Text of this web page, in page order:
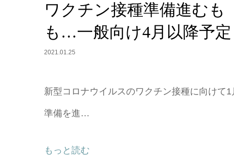
ワクチン接種準備進むも
も…一般向け4月以降予
2021.01.25
新型コロナウイルスのワクチン接種に向けて
準備を進…
もっと読む